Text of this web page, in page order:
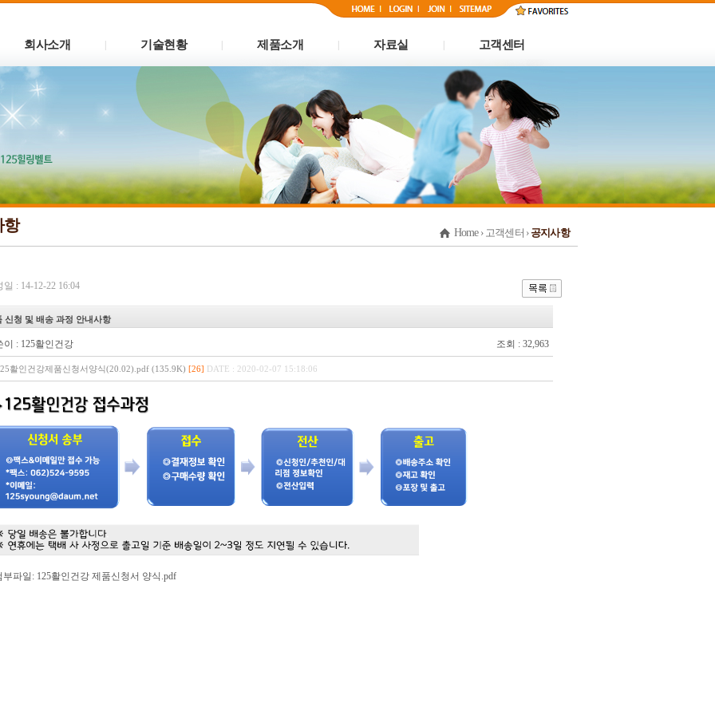
회사소개 기술현황 제품소개 자료실 고객센터
항 Home› 고객센터 › 공지사항
일 : 14-12-22 16:04
신청 및 배송 과정 안내사항
이 : 125활인건강 조회 : 32,963
활인건강제품신청서양식(20.02).pdf (135.9K) [26] DATE : 2020-02-07 15:18:06
파일: 125활인건강 제품신청서 양식.pdf